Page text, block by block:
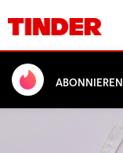
ABONNIEREN